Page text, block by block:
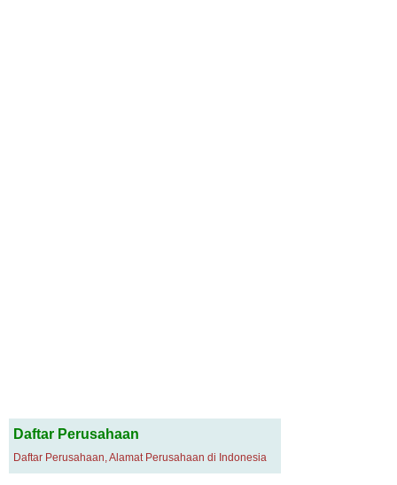
Daftar Perusahaan
Daftar Perusahaan, Alamat Perusahaan di Indonesia